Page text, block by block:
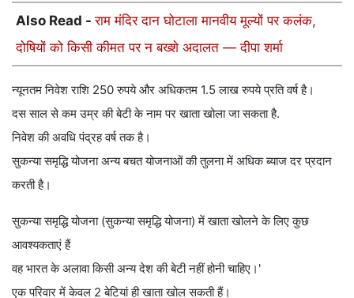
Also Read -राम मंदिर दान घोटाला मानवीय मूल्यों पर कलंक,
दोषियों को किसी कीमत पर न बख्शे अदालत — दीपा शर्मा
न्यूनतम निवेश राशि 250 रुपये और अधिकतम 1.5 लाख रुपये प्रति वर्ष है।
दस साल से कम उम्र की बेटी के नाम पर खाता खोला जा सकता है.
निवेश की अवधि पंद्रह वर्ष तक है।
सुकन्या समृद्धि योजना अन्य बचत योजनाओं की तुलना में अधिक ब्याज दर प्रदान
करती है।
सुकन्या समृद्धि योजना (सुकन्या समृद्धि योजना) में खाता खोलने के लिए कुछ
आवश्यकताएं हैं
वह भारत के अलावा किसी अन्य देश की बेटी नहीं होनी चाहिए।'
एक परिवार में केवल 2 बेटियां ही खाता खोल सकती हैं।